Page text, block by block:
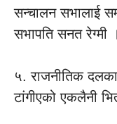
सन्चालन सभालाई
सभापति सनत रेग्मी ।
५. राजनीतिक
टांगीएको एकलैनी